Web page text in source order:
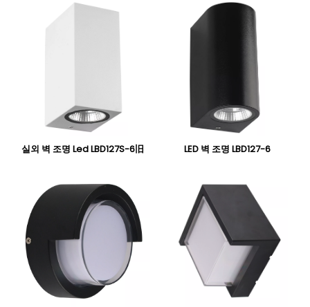
실외 벽 조명 Led LBD127S-6旧 LED 벽 조명 LBD127-6